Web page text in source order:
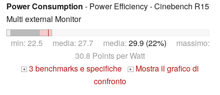
Power Consumption - Power Efficiency - Cinebench R15
Multi external Monitor
min: 22.5 media: 27.7 media: 29.9 (22%) massimo:
30.8 Points per Watt
+ 3 benchmarks e specifiche + Mostra il grafico di
confronto